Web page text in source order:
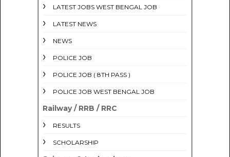
LATEST JOBS WEST BENGAL JOB
LATEST NEWS
NEWS
POLICE JOB
POLICE JOB ( 8TH PASS )
POLICE JOB WEST BENGAL JOB
Railway / RRB / RRC
RESULTS
SCHOLARSHIP